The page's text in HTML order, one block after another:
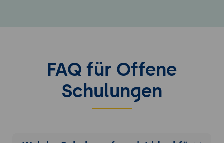
FAQ für Offene
Schulungen